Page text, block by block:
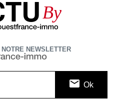
By
NEWSLETTER